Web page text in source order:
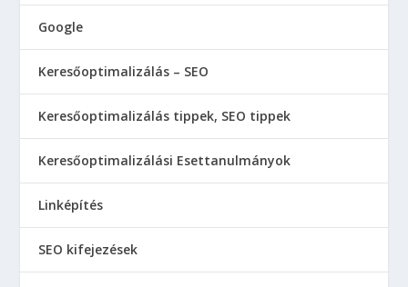
Google
Keresőoptimalizálás – SEO
Keresőoptimalizálás tippek, SEO tippek
Keresőoptimalizálási Esettanulmányok
Linképítés
SEO kifejezések